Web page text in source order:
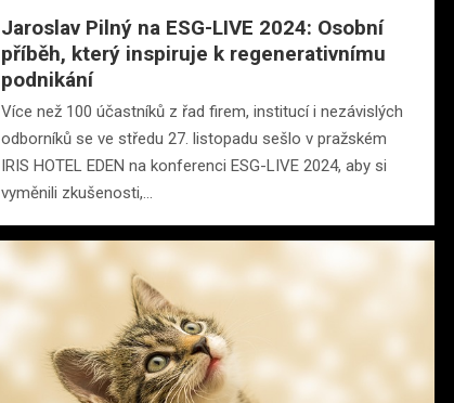
Jaroslav Pilný na ESG-LIVE 2024: Osobní
příběh, který inspiruje k regenerativnímu
podnikání
Více než 100 účastníků z řad firem, institucí i nezávislých
odborníků se ve středu 27. listopadu sešlo v pražském
IRIS HOTEL EDEN na konferenci ESG-LIVE 2024, aby si
vyměnili zkušenosti,…